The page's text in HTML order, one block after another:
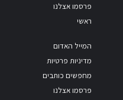
פרסמו אצלנו
ראשי
המייל האדום
מדיניות פרטיות
מחפשים כותבים
פרסמו אצלנו